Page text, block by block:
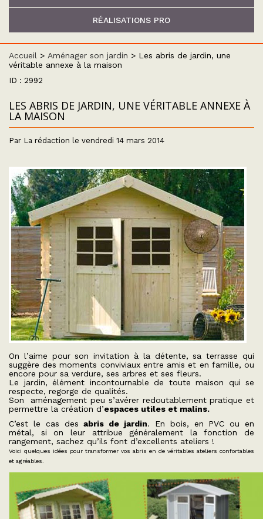
RÉALISATIONS PRO
Accueil > Aménager son jardin > Les abris de jardin, une
véritable annexe à la maison
ID : 2992
LES ABRIS DE JARDIN, UNE VÉRITABLE ANNEXE À
LA MAISON
Par La rédaction le vendredi 14 mars 2014
On l’aime pour son invitation à la détente, sa terrasse qui
suggère des moments conviviaux entre amis et en famille, ou
encore pour sa verdure, ses arbres et ses fleurs.
Le jardin, élément incontournable de toute maison qui se
respecte, regorge de qualités.
Son aménagement peu s’avérer redoutablement pratique et
permettre la création d’espaces utiles et malins.
C’est le cas desabris de jardin. En bois, en PVC ou en
métal, si on leur attribue généralement la fonction de
rangement, sachez qu’ils font d’excellents ateliers !
Voici quelques idées pour transformer vos abris en de véritables ateliers confortables
et agréables.